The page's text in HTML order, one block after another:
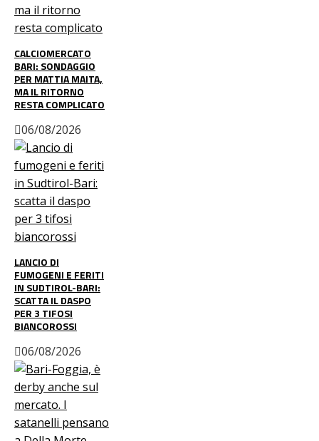
CALCIOMERCATO
BARI: SONDAGGIO
PER MATTIA MAITA,
MA IL RITORNO
RESTA COMPLICATO
06/08/2026
LANCIO DI
FUMOGENI E FERITI
IN SUDTIROL-BARI:
SCATTA IL DASPO
PER 3 TIFOSI
BIANCOROSSI
06/08/2026